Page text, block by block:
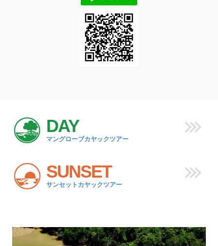
DAY
マングローブカヤックツアー
SUNSET
サンセットカヤックツアー